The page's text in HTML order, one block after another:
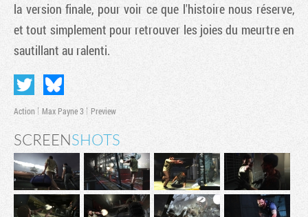
la version finale, pour voir ce que l'histoire nous réserve,
et tout simplement pour retrouver les joies du meurtre en
sautillant au ralenti.
Action Max Payne 3 Preview
SCREENSHOTS